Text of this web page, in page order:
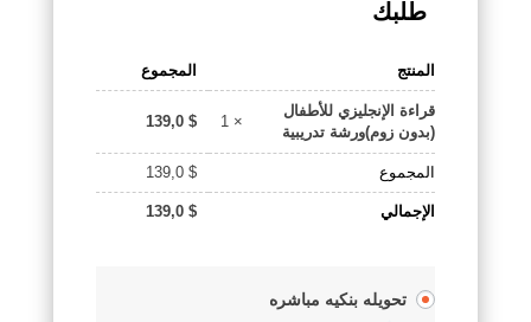
طلبك
المنتج المجموع
قراءة الإنجليزي للأطفال
(بدون زوم)ورشة تدريبية
× 1
139,0$
المجموع 139,0$
الإجمالي 139,0$
تحويله بنكيه مباشره